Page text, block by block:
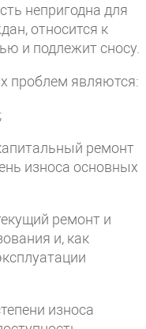
непригодна для
относится к
и подлежит сносу.
проблем являются:
ремонт
износа основных
ремонт и
и, как
износа